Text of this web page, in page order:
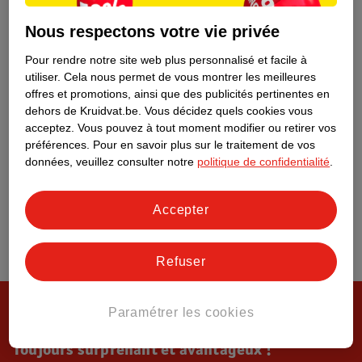
Toujours surprenant et avantageux !
Nous respectons votre vie privée
Pour rendre notre site web plus personnalisé et facile à
utiliser. Cela nous permet de vous montrer les meilleures
offres et promotions, ainsi que des publicités pertinentes en
dehors de Kruidvat.be. Vous décidez quels cookies vous
acceptez. Vous pouvez à tout moment modifier ou retirer vos
préférences. Pour en savoir plus sur le traitement de vos
données, veuillez consulter notre politique de confidentialité
Paramétrer les cookies
Refuser
Accepter